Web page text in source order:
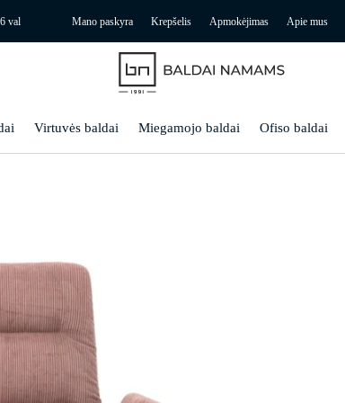
val Mano paskyra Krepšelis Apmokėjimas Apie mus
Virtuvės baldai Miegamojo baldai Ofiso baldai